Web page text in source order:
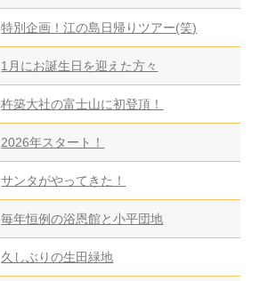
特別企画！江の島日帰りツアー(笑)
1月にお誕生日を迎えた方々
杵築大社の富士山に初登頂！
2026年スタート！
サンタがやってきた！
毎年恒例の浴恩館と小平団地
久しぶりの生田緑地